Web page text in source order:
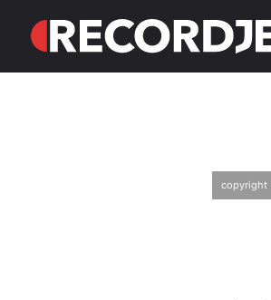
copyright